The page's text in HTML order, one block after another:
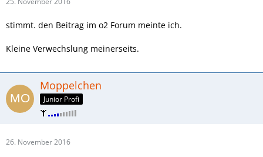
stimmt. den Beitrag im o2 Forum meinte ich.
Kleine Verwechslung meinerseits.
Moppelchen
Junior Profi
26. November 2016